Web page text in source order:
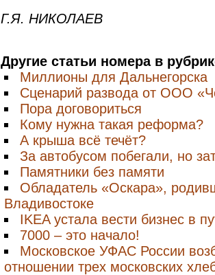
Г.Я. НИКОЛАЕВ
Другие статьи номера в
Миллионы для Дальнегорска
Сценарий развода от ООО
Пора договориться
Кому нужна такая реформа?
А крыша всё течёт?
За автобусом побегали, но
Памятники без памяти
Обладатель «Оскара»,
Владивостоке
IKEA устала вести бизнес в
7000 – это начало!
Московское УФАС России
отношении трех московских